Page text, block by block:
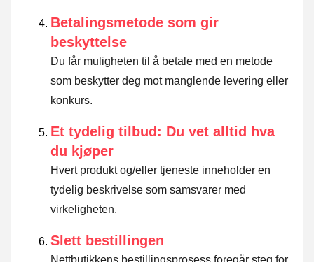
Betalingsmetode som gir
beskyttelse
Du får muligheten til å betale med en metode
som beskytter deg mot manglende levering eller
konkurs.
Et tydelig tilbud: Du vet alltid hva
du kjøper
Hvert produkt og/eller tjeneste inneholder en
tydelig beskrivelse som samsvarer med
virkeligheten.
Slett bestillingen